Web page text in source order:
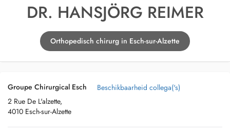
DR. HANSJÖRG REIMER
Orthopedisch chirurg in Esch-sur-Alzette
Groupe Chirurgical Esch
2 Rue De L'alzette,
4010 Esch-sur-Alzette
Beschikbaarheid collega('s)